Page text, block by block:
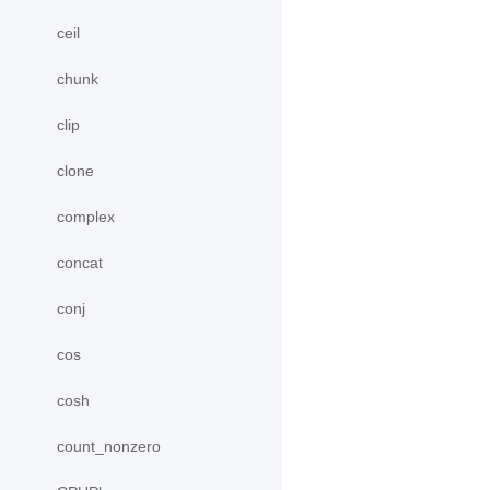
ceil
chunk
clip
clone
complex
concat
conj
cos
cosh
count_nonzero